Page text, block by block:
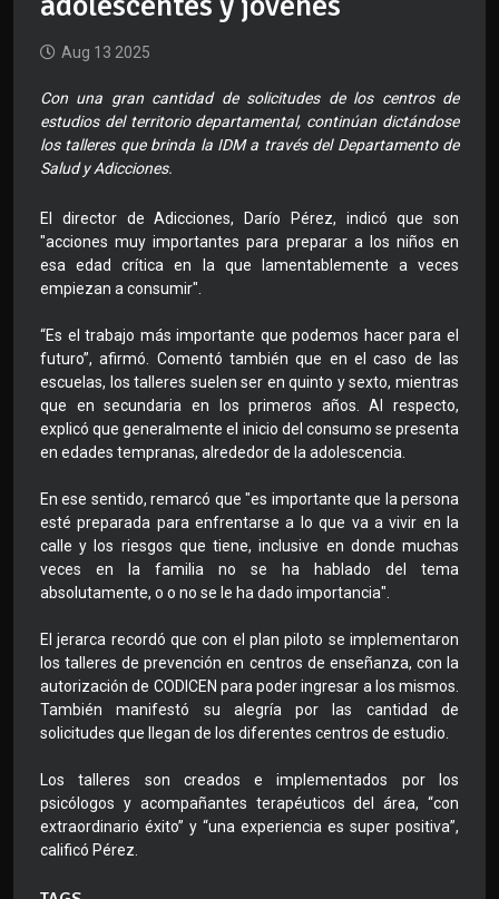
Aug 13 2025
Con una gran cantidad de solicitudes de los centros de
estudios del territorio departamental, continúan dictándose
los talleres que brinda la IDM a través del Departamento de
Salud y Adicciones.
El director de Adicciones, Darío Pérez, indicó que son
"acciones muy importantes para preparar a los niños en
esa edad crítica en la que lamentablemente a veces
empiezan a consumir".
“Es el trabajo más importante que podemos hacer para el
futuro”, afirmó. Comentó también que en el caso de las
escuelas, los talleres suelen ser en quinto y sexto, mientras
que en secundaria en los primeros años. Al respecto,
explicó que generalmente el inicio del consumo se presenta
en edades tempranas, alrededor de la adolescencia.
En ese sentido, remarcó que "es importante que la persona
esté preparada para enfrentarse a lo que va a vivir en la
calle y los riesgos que tiene, inclusive en donde muchas
veces en la familia no se ha hablado del tema
absolutamente, o o no se le ha dado importancia".
El jerarca recordó que con el plan piloto se implementaron
los talleres de prevención en centros de enseñanza, con la
autorización de CODICEN para poder ingresar a los mismos.
También manifestó su alegría por las cantidad de
solicitudes que llegan de los diferentes centros de estudio.
Los talleres son creados e implementados por los
psicólogos y acompañantes terapéuticos del área, “con
extraordinario éxito” y “una experiencia es super positiva”,
calificó Pérez.